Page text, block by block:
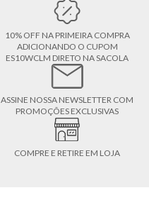
10% OFF NA PRIMEIRA COMPRA
ADICIONANDO O CUPOM
ES10WCLM DIRETO NA SACOLA
ASSINE NOSSA NEWSLETTER COM
PROMOÇÕES EXCLUSIVAS
COMPRE E RETIRE EM LOJA